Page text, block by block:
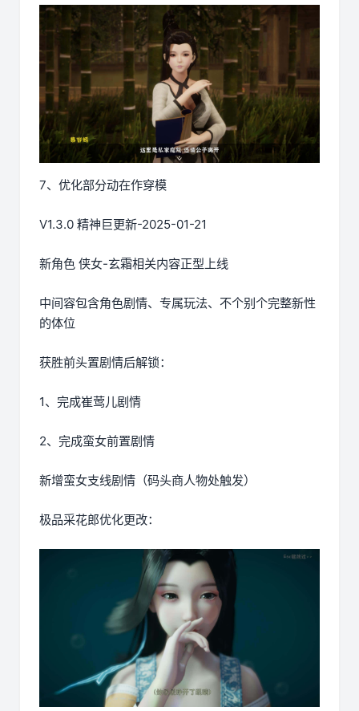
7、优化部分动在作穿模
V1.3.0 精神巨更新-2025-01-21
新角色 侠女-玄霜相关内容正型上线
中间容包含角色剧情、专属玩法、不个别个完整新性
的体位
获胜前头置剧情后解锁：
1、完成崔莺儿剧情
2、完成蛮女前置剧情
新增蛮女支线剧情（码头商人物处触发）
极品采花郎优化更改：